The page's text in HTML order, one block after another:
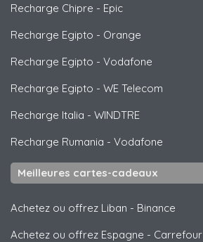
Recharge Chipre - Epic
Recharge Egipto - Orange
Recharge Egipto - Vodafone
Recharge Egipto - WE Telecom
Recharge Italia - WINDTRE
Recharge Rumania - Vodafone
Meilleures cartes-cadeaux
Achetez ou offrez Liban - Binance
Achetez ou offrez Espagne - Carrefour